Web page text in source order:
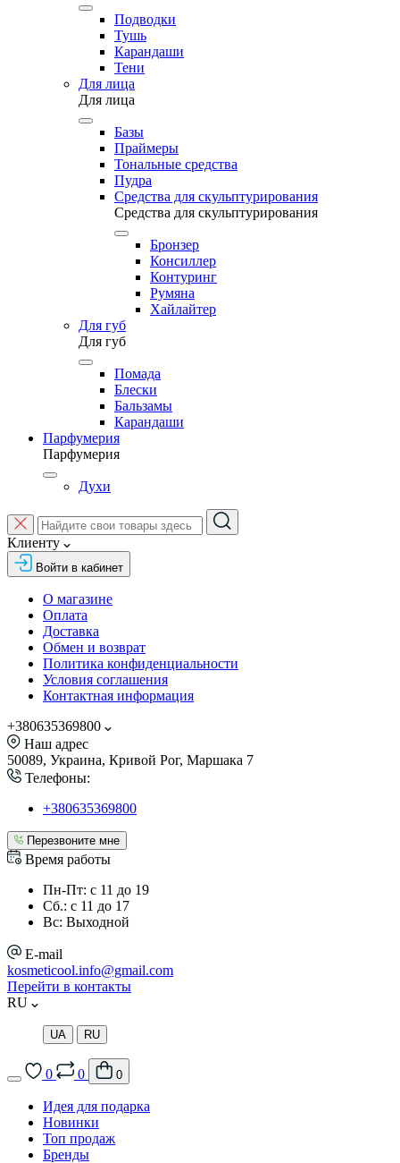
Подводки
Тушь
Карандаши
Тени
Для лица
Для лица
Базы
Праймеры
Тональные средства
Пудра
Средства для скульптурирования
Средства для скульптурирования
Бронзер
Консиллер
Контуринг
Румяна
Хайлайтер
Для губ
Для губ
Помада
Блески
Бальзамы
Карандаши
Парфумерия
Парфумерия
Духи
Клиенту
Войти в кабинет
О магазине
Оплата
Доставка
Обмен и возврат
Политика конфиденциальности
Условия соглашения
Контактная информация
+380635369800
Наш адрес
50089, Украина, Кривой Рог, Маршака 7
Телефоны:
+380635369800
Перезвоните мне
Время работы
Пн-Пт: с 11 до 19
Сб.: с 11 до 17
Вс: Выходной
E-mail
kosmeticool.info@gmail.com
Перейти в контакты
RU
UA RU
0 0 0
Идея для подарка
Новинки
Топ продаж
Бренды